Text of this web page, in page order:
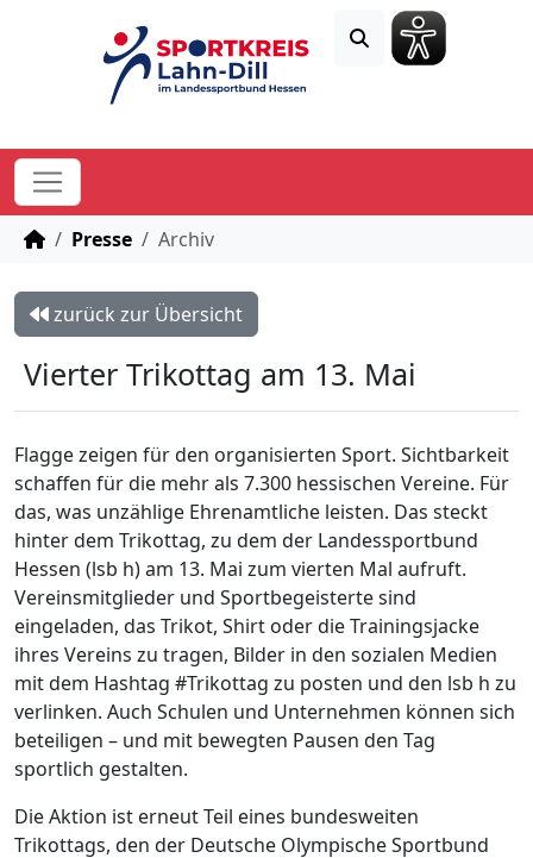
STARTSEITE
Presse Archiv
zurück zur Übersicht
Vierter Trikottag am 13. Mai
Flagge zeigen für den organisierten Sport. Sichtbarkeit
schaffen für die mehr als 7.300 hessischen Vereine. Für
das, was unzählige Ehrenamtliche leisten. Das steckt
hinter dem Trikottag, zu dem der Landessportbund
Hessen (lsb h) am 13. Mai zum vierten Mal aufruft.
Vereinsmitglieder und Sportbegeisterte sind
eingeladen, das Trikot, Shirt oder die Trainingsjacke
ihres Vereins zu tragen, Bilder in den sozialen Medien
mit dem Hashtag #Trikottag zu posten und den lsb h zu
verlinken. Auch Schulen und Unternehmen können sich
beteiligen – und mit bewegten Pausen den Tag
sportlich gestalten.
Die Aktion ist erneut Teil eines bundesweiten
Trikottags, den der Deutsche Olympische Sportbund